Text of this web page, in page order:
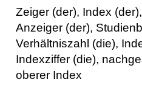
Zeiger (der), Index
Anzeiger (der),
Verhältniszahl (die),
Indexziffer (die),
oberer Index